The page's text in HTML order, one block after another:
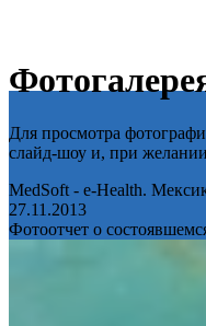
Для просмотра
слайд-шоу и, при
MedSoft - e-Health.
27.11.2013
Фотоотчет о